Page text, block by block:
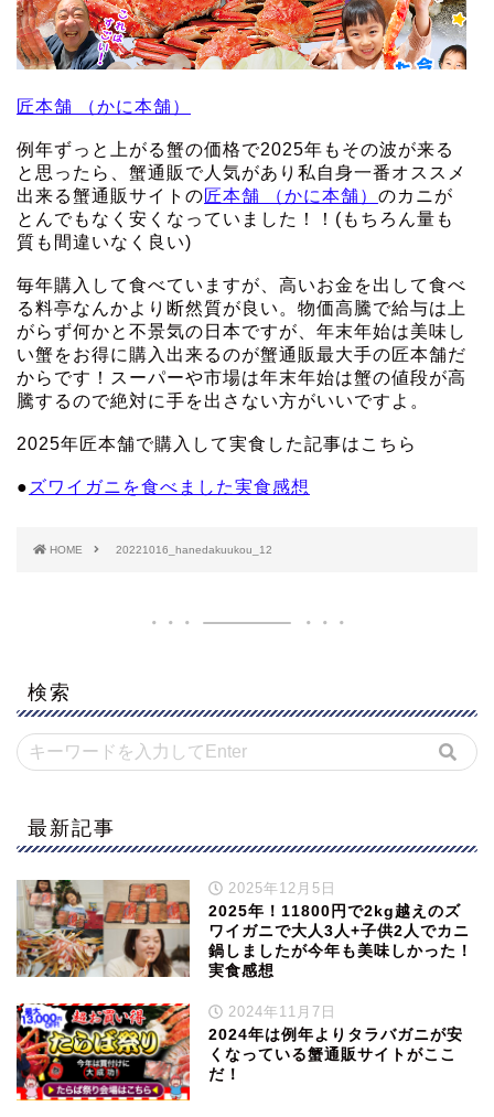
匠本舗 （かに本舗）
例年ずっと上がる蟹の価格で2025年もその波が来る
と思ったら、蟹通販で人気があり私自身一番オススメ
出来る蟹通販サイトの匠本舗 （かに本舗） のカニが
とんでもなく安くなっていました！！(もちろん量も
質も間違いなく良い)
毎年購入して食べていますが、高いお金を出して食べ
る料亭なんかより断然質が良い。物価高騰で給与は上
がらず何かと不景気の日本ですが、年末年始は美味し
い蟹をお得に購入出来るのが蟹通販最大手の匠本舗だ
からです！スーパーや市場は年末年始は蟹の値段が高
騰するので絶対に手を出さない方がいいですよ。
2025年匠本舗で購入して実食した記事はこちら
● ズワイガニを食べました実食感想
HOME 20221016_hanedakuukou_12
検索
最新記事
2025年12月5日
2025年！11800円で2kg越えのズ
ワイガニで大人3人+子供2人でカニ
鍋しましたが今年も美味しかった！
実食感想
2024年11月7日
2024年は例年よりタラバガニが安
くなっている蟹通販サイトがここ
だ！